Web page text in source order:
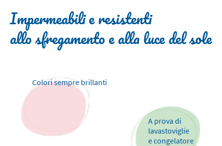
Impermeabili e resistenti
allo sfregamento e alla luce del sole
A prova di
lavastoviglie
e congelatore
Colori sempre brillanti